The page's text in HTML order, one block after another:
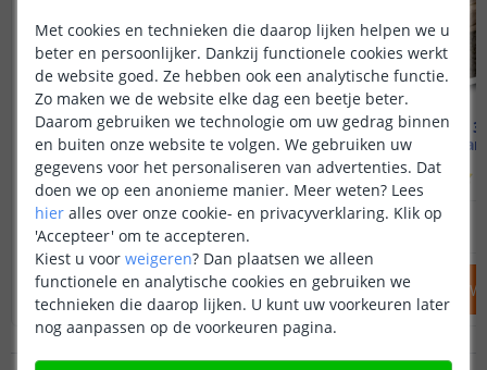
Solarlamp Fakkel
Met bewegende vlam
(441 reviews)
19,95
IN WINKELWAGEN
Voordeelset
OP VOORRAAD
IN
Met cookies en technieken die daarop lijken helpen we u
beter en persoonlijker. Dankzij functionele cookies werkt
de website goed. Ze hebben ook een analytische functie.
Zo maken we de website elke dag een beetje beter.
Daarom gebruiken we technologie om uw gedrag binnen
en buiten onze website te volgen. We gebruiken uw
gegevens voor het personaliseren van advertenties. Dat
doen we op een anonieme manier. Meer weten? Lees
hier alles over onze cookie- en privacyverklaring. Klik op
'Accepteer' om te accepteren.
Kiest u voor weigeren? Dan plaatsen we alleen
functionele en analytische cookies en gebruiken we
technieken die daarop lijken. U kunt uw voorkeuren later
nog aanpassen op de voorkeuren pagina.